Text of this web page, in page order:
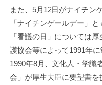
また、5⽉12⽇がナイチン
「ナイチンゲールデー」と
「看護の⽇」については
護協会等によって1991年に
1990年8⽉、⽂化⼈・学識
会」が厚⽣⼤⾂に要望書を